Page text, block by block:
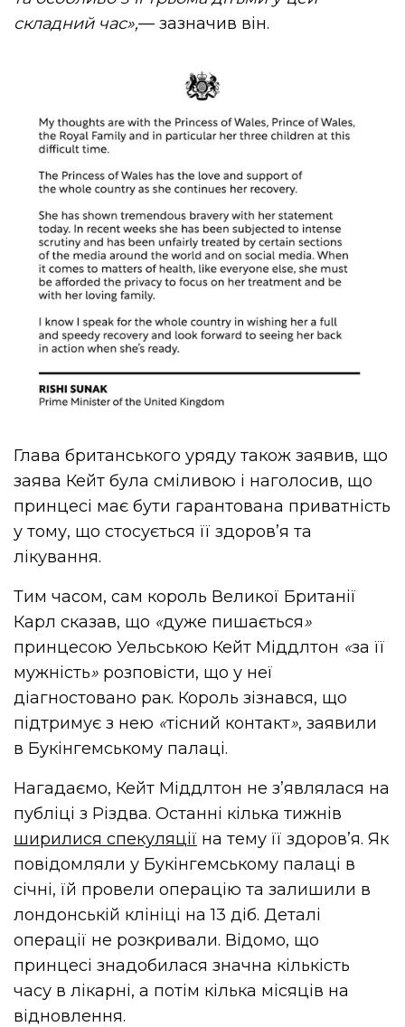
складний час»,— зазначив він.
Глава британського уряду також заявив, що
заява Кейт була сміливою і наголосив, що
принцесі має бути гарантована приватність
у тому, що стосується її здоровʼя та
лікування.
Тим часом, сам король Великої Британії
Карл сказав, що «дуже пишається»
принцесою Уельською Кейт Міддлтон «за її
мужність» розповісти, що у неї
діагностовано рак. Король зізнався, що
підтримує з нею «тісний контакт», заявили
в Букінгемському палаці.
Нагадаємо, Кейт Міддлтон не з’являлася на
публіці з Різдва. Останні кілька тижнів
ширилися спекуляції на тему її здоровʼя. Як
повідомляли у Букінгемському палаці в
січні, їй провели операцію та залишили в
лондонській клініці на 13 діб. Деталі
операції не розкривали. Відомо, що
принцесі знадобилася значна кількість
часу в лікарні, а потім кілька місяців на
відновлення.